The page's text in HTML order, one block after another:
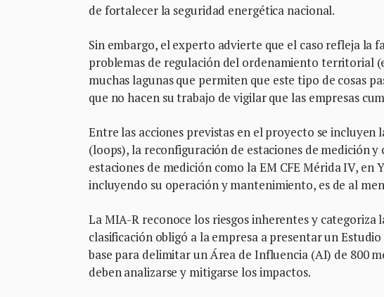
de fortalecer la seguridad energética nacional.
Sin embargo, el experto advierte que el caso refleja la
problemas de regulación del ordenamiento territorial
muchas lagunas que permiten que este tipo de cosas
que no hacen su trabajo de vigilar que las empresas
Entre las acciones previstas en el proyecto se
(loops), la reconfiguración de estaciones de medición
estaciones de medición como la EM CFE Mérida IV,
incluyendo su operación y mantenimiento, es de al
La MIA-R reconoce los riesgos inherentes y categoriza
clasificación obligó a la empresa a presentar un
base para delimitar un Área de Influencia (AI) de 800
deben analizarse y mitigarse los impactos.